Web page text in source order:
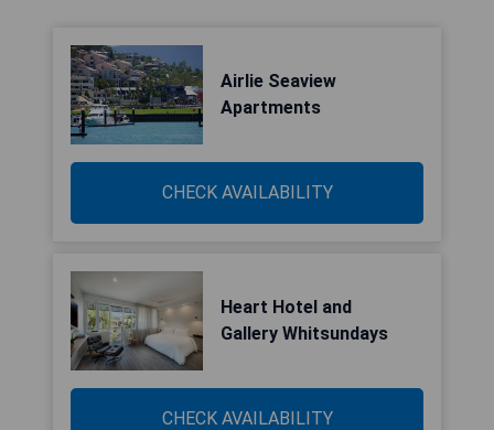
Airlie Seaview
Apartments
CHECK AVAILABILITY
Heart Hotel and
Gallery Whitsundays
CHECK AVAILABILITY